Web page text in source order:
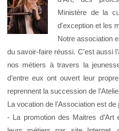
Ministère de la
d'exception et les
Notre association
du savoir-faire réussi. C'est aussi
nos métiers à travers la
d’entre eux ont ouvert leur
reprennent la succession de
La vocation de l’Association est
- La promotion des Maitres